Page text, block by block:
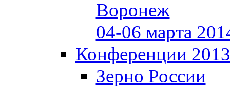
Воронеж
04-06 марта
Конференции 2013
Зерно России